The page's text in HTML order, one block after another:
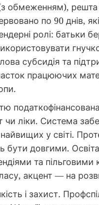
обмеженням),
по 90 днів,
ролі: батьки
субсидія та
працюючих
чи ліки. Система
у світі.
бути довгими.
та
акцент — на
і захист.